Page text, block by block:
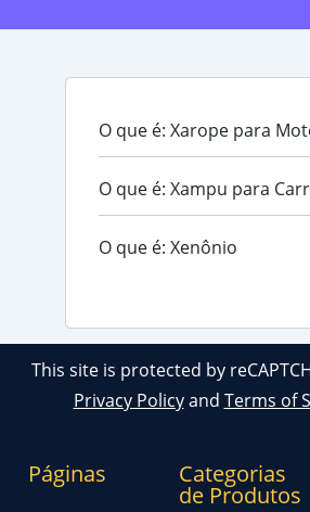
O que é: Xarope para
O que é: Xampu para
O que é: Xenônio
This site is protected by
Privacy Policyand Terms of
Páginas Categorias
de Produtos